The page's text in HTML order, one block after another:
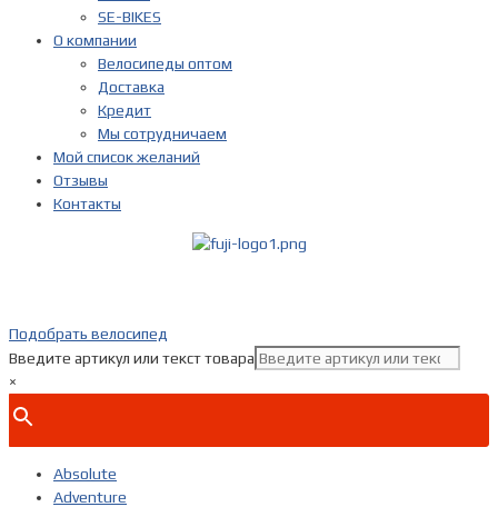
SE-BIKES
О компании
Велосипеды оптом
Доставка
Кредит
Мы сотрудничаем
Мой список желаний
Отзывы
Контакты
Подобрать велосипед
Введите артикул или текст товара
×
Absolute
Adventure